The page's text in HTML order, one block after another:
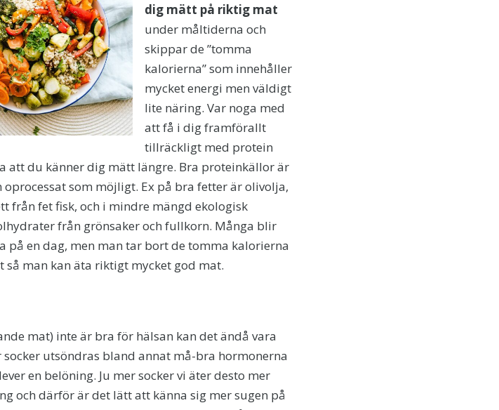
dig mätt på riktig mat
under måltiderna och
skippar de ”tomma
kalorierna” som innehåller
mycket energi men väldigt
lite näring. Var noga med
att få i dig framförallt
tillräckligt med protein
att du känner dig mätt längre. Bra proteinkällor är
som möjligt. Ex på bra fetter är olivolja,
från fet fisk, och i mindre mängd ekologisk
från grönsaker och fullkorn. Många blir
på en dag, men man tar bort de tomma kalorierna
man kan äta riktigt mycket god mat.
mat) inte är bra för hälsan kan det ändå vara
utsöndras bland annat må-bra hormonerna
en belöning. Ju mer socker vi äter desto mer
och därför är det lätt att känna sig mer sugen på